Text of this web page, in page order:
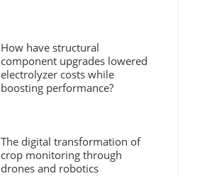
How have structural
component upgrades lowered
electrolyzer costs while
boosting performance?
The digital transformation of
crop monitoring through
drones and robotics